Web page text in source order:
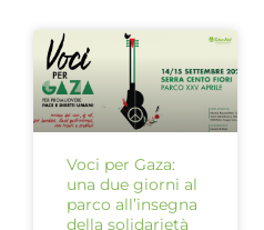
Voci per Gaza:
una due giorni al
parco all’insegna
della solidarietà